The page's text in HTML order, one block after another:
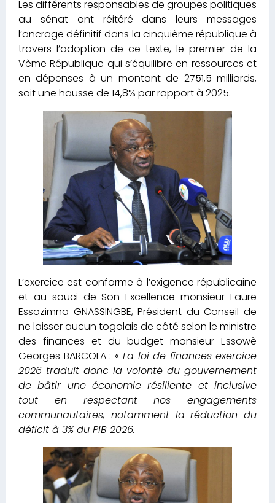
Les différents responsables de groupes politiques
au sénat ont réitéré dans leurs messages
l’ancrage définitif dans la cinquième république à
travers l’adoption de ce texte, le premier de la
Vème République qui s’équilibre en ressources et
en dépenses à un montant de 2751,5 milliards,
soit une hausse de 14,8% par rapport à 2025.
L’exercice est conforme à l’exigence républicaine
et au souci de Son Excellence monsieur Faure
Essozimna GNASSINGBE, Président du Conseil de
ne laisser aucun togolais de côté selon le ministre
des finances et du budget monsieur Essowè
Georges BARCOLA : « La loi de finances exercice
2026 traduit donc la volonté du gouvernement
de bâtir une économie résiliente et inclusive
tout en respectant nos engagements
communautaires, notamment la réduction du
déficit à 3% du PIB 2026.